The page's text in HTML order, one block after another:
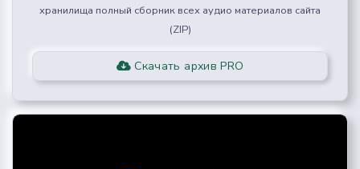
хранилища полный сборник всех аудио материалов сайта
(ZIP)
Скачать архив PRO